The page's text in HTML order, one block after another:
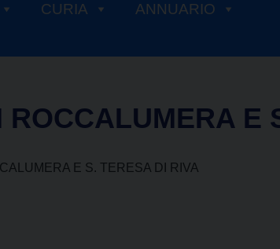
CURIA
ANNUARIO
E
E S. TERESA DI RIVA